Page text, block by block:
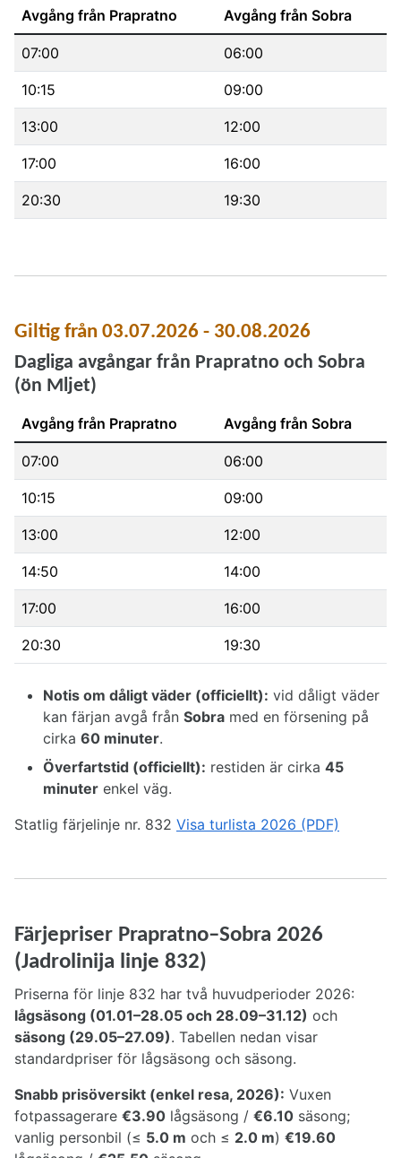
Avgång från Prapratno Avgång från Sobra
07:00 06:00
10:15 09:00
13:00 12:00
17:00 16:00
20:30 19:30
Giltig från 03.07.2026 - 30.08.2026
Dagliga avgångar från Prapratno och Sobra
(ön Mljet)
Avgång från Prapratno Avgång från Sobra
07:00 06:00
10:15 09:00
13:00 12:00
14:50 14:00
17:00 16:00
20:30 19:30
Notis om dåligt väder (officiellt): vid dåligt väder
kan färjan avgå från Sobra med en försening på
cirka 60 minuter.
Överfartstid (officiellt): restiden är cirka 45
minuter enkel väg.
Statlig färjelinje nr. 832 Visa turlista 2026 (PDF)
Färjepriser Prapratno–Sobra 2026
(Jadrolinija linje 832)
Priserna för linje 832 har två huvudperioder 2026:
lågsäsong (01.01–28.05 och 28.09–31.12) och
säsong (29.05–27.09). Tabellen nedan visar
standardpriser för lågsäsong och säsong.
Snabb prisöversikt (enkel resa, 2026): Vuxen
fotpassagerare €3.90 lågsäsong / €6.10 säsong;
vanlig personbil (≤ 5.0 m och ≤ 2.0 m) €19.60